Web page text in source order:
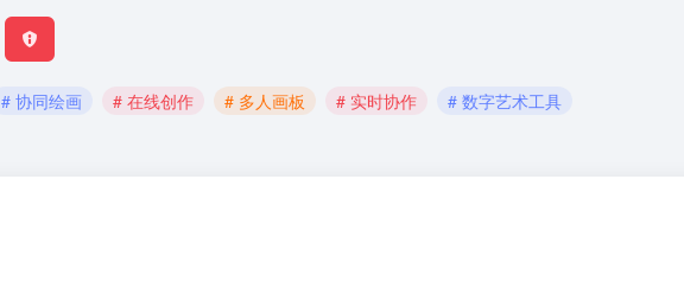
# 协同绘画 # 在线创作 # 多人画板 # 实时协作 # 数字艺术工具